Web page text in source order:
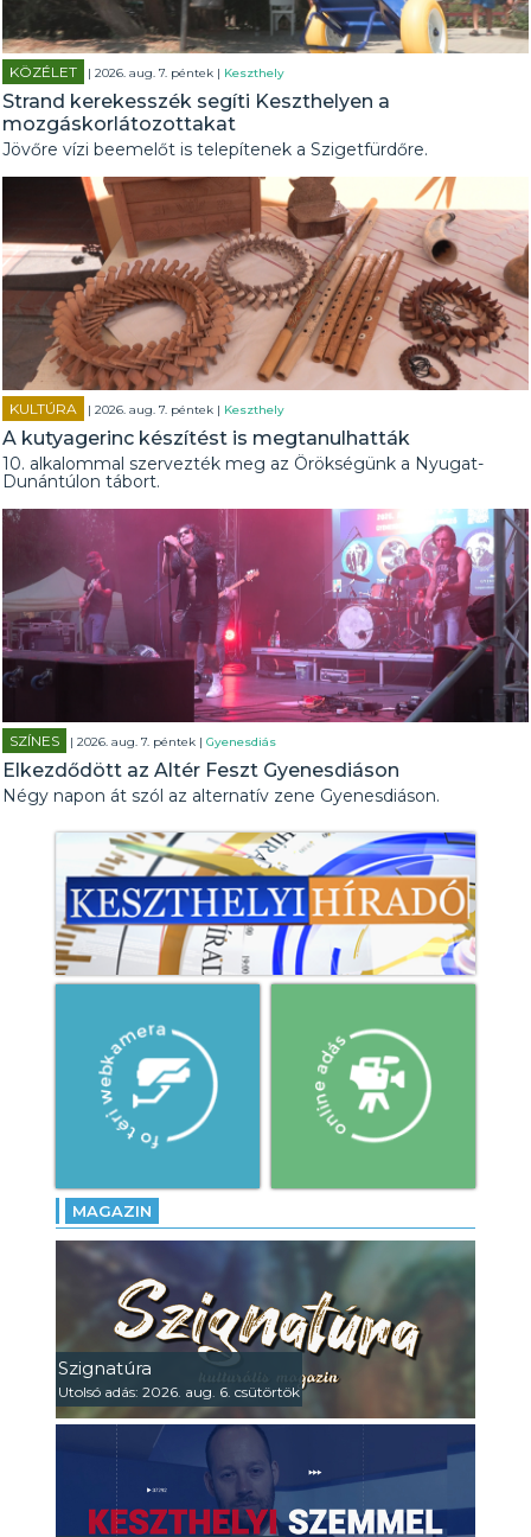
KÖZÉLET | 2026. aug. 7. péntek | Keszthely
Strand kerekesszék segíti Keszthelyen a
mozgáskorlátozottakat
Jövőre vízi beemelőt is telepítenek a Szigetfürdőre.
KULTÚRA | 2026. aug. 7. péntek | Keszthely
A kutyagerinc készítést is megtanulhatták
10. alkalommal szervezték meg az Örökségünk a Nyugat-
Dunántúlon tábort.
SZÍNES | 2026. aug. 7. péntek |Gyenesdiás
Elkezdődött az Altér Feszt Gyenesdiáson
Négy napon át szól az alternatív zene Gyenesdiáson.
MAGAZIN
Szignatúra
Utolsó adás: 2026. aug. 6. csütörtök